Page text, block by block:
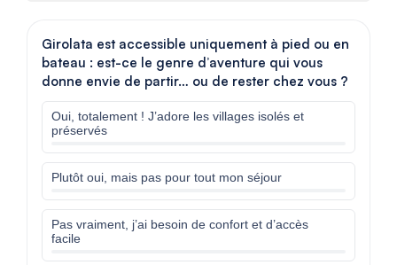
Girolata est accessible uniquement à pied ou en
bateau : est-ce le genre d’aventure qui vous
donne envie de partir… ou de rester chez vous ?
Oui, totalement ! J’adore les villages isolés et
préservés
Plutôt oui, mais pas pour tout mon séjour
Pas vraiment, j’ai besoin de confort et d’accès
facile